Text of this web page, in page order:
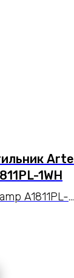
Arte
1WH
A1811PL-
Подчеркнет
Размеры
IP — 20.